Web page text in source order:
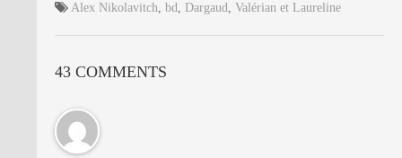
Alex Nikolavitch, bd, Dargaud, Valérian et Laureline
43 COMMENTS